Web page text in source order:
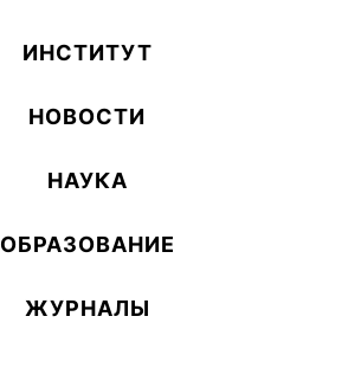
ИН­СТИ­ТУТ
НОВОСТИ
НАУКА
ОБ­РА­ЗОВА­НИЕ
ЖУРНАЛЫ